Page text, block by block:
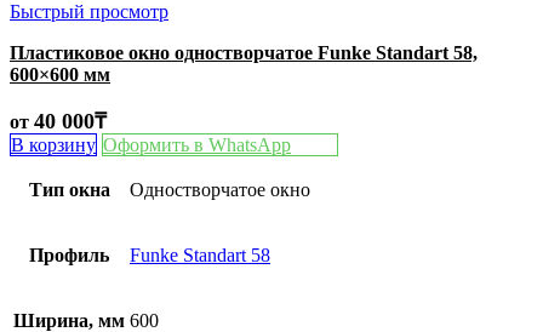
Быстрый просмотр
Пластиковое окно одностворчатое Funke Standart 58,
600×600 мм
от 40 000₸
В корзину Оформить в WhatsApp
Тип окна Одностворчатое окно
Профиль Funke Standart 58
Ширина, мм 600